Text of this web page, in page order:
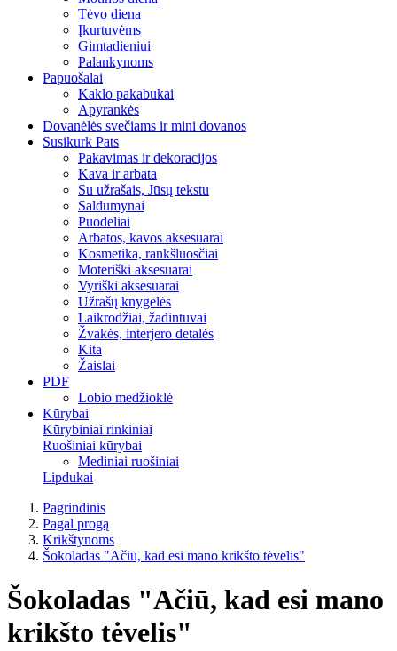
Tėvo diena
Įkurtuvėms
Gimtadieniui
Palankynoms
Papuošalai
Kaklo pakabukai
Apyrankės
Dovanėlės svečiams ir mini dovanos
Susikurk Pats
Pakavimas ir dekoracijos
Kava ir arbata
Su užrašais, Jūsų tekstu
Saldumynai
Puodeliai
Arbatos, kavos aksesuarai
Kosmetika, rankšluosčiai
Moteriški aksesuarai
Vyriški aksesuarai
Užrašų knygelės
Laikrodžiai, žadintuvai
Žvakės, interjero detalės
Kita
Žaislai
PDF
Lobio medžioklė
Kūrybai
Kūrybiniai rinkiniai
Ruošiniai kūrybai
Mediniai ruošiniai
Lipdukai
Pagrindinis
Pagal progą
Krikštynoms
Šokoladas "Ačiū, kad esi mano krikšto tėvelis"
Šokoladas "Ačiū, kad esi mano
krikšto tėvelis"